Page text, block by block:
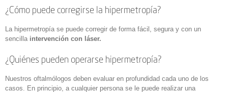
¿Cómo puede corregirse la hipermetropía?
La hipermetropía se puede corregir de forma fácil, segura y con un
sencilla intervención con láser.
¿Quiénes pueden operarse hipermetropía?
Nuestros oftalmólogos deben evaluar en profundidad cada uno de los
casos. En principio, a cualquier persona se le puede realizar una